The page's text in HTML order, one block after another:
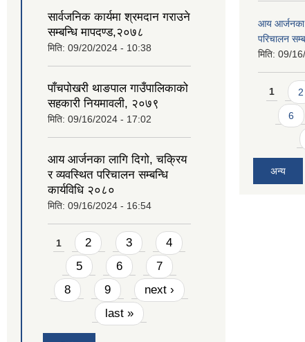
सार्वजनिक कार्यमा श्रमदान गराउने
सम्बन्धि मापदण्ड,२०७८
मिति: 09/20/2024 - 10:38
पाँचपोखरी थाङपाल गाउँपालिकाको
सहकारी नियमावली, २०७९
मिति: 09/16/2024 - 17:02
आय आर्जनका लागि दिगो, चक्रिय
र व्यवस्थित परिचालन सम्बन्धि
कार्यविधि २०८०
मिति: 09/16/2024 - 16:54
Pages
1 2 3
4
5
6
7
8
9
next ›
last »
आय आर्जनका
परिचालन
मिति: 09/
Pages
1 2
6
अन्य